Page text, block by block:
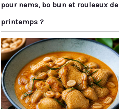
pour nems, bo bun et rouleaux de
printemps ?